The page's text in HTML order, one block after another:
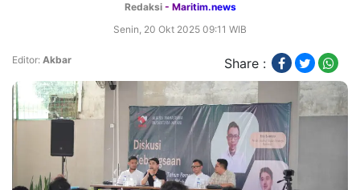
Redaksi - Maritim.news
Senin, 20 Okt 2025 09:11 WIB
Editor: Akbar Share :